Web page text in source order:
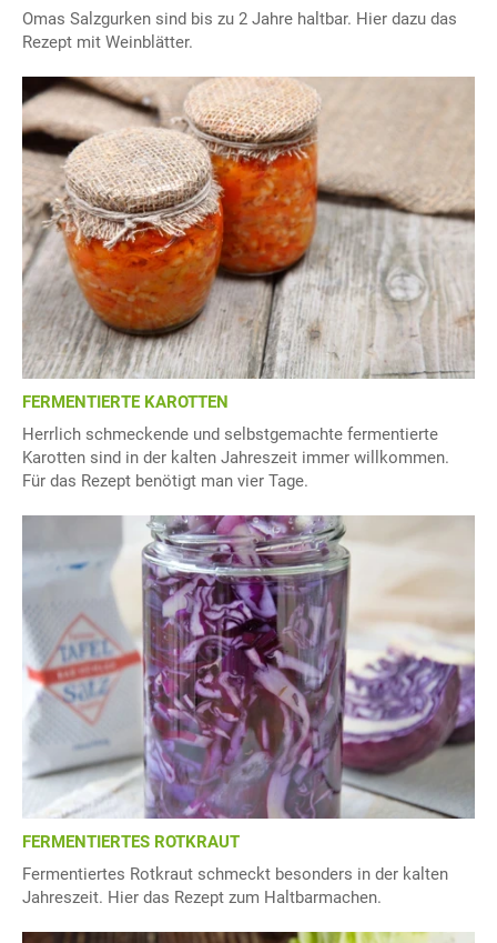
Omas Salzgurken sind bis zu 2 Jahre haltbar. Hier dazu das
Rezept mit Weinblätter.
FERMENTIERTE KAROTTEN
Herrlich schmeckende und selbstgemachte fermentierte
Karotten sind in der kalten Jahreszeit immer willkommen.
Für das Rezept benötigt man vier Tage.
FERMENTIERTES ROTKRAUT
Fermentiertes Rotkraut schmeckt besonders in der kalten
Jahreszeit. Hier das Rezept zum Haltbarmachen.